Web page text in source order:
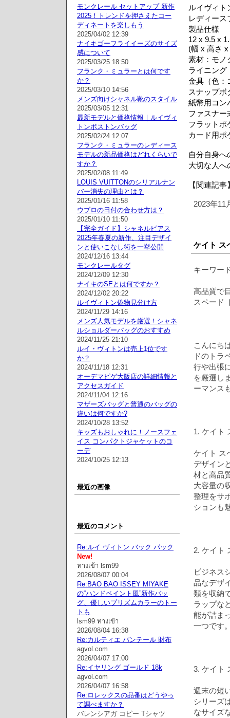
ルイヴィト
レディース
製品仕様
12 x 9.5 x
(幅 x 高さ
素材：モノ
ライニング
金具（色：
スナップボ
紙幣用コン
ファスナー
フラットポ
カード用ポ
自分自身へ
大切な人へ
【関連記事
2023年11
ケイト ス
キーワー
高品質で
スペード
こんにち
ドのトラ
行や出張
を厳選し
ーマンス
1. ケイト
ケイト ス
デザイン
材と高品
大容量の
整理をサ
ションも
2. ケイト
ビジネス
品なデザ
類を収納
ラップな
能が詰ま
一つです
3. ケイト
週末の短
シリーズ
なサイズ
モンクレール セットアップ 新作
2025！トレンドを押さえたコー
ディネートを楽しもう
2025/04/02 12:39
ナイキゴーフライイーズのサイズ
感について
2025/03/25 18:50
フランク・ミュラーとは何です
か？
2025/03/10 14:56
メンズ向けシャネル靴のスタイル
2025/03/05 12:31
最新モデルと価格情報｜ルイヴィ
トンボストンバッグ
2025/02/24 12:07
フランク・ミュラーのレディース
モデルの新品価格はどれくらいで
すか？
2025/02/08 11:49
LOUIS VUITTONのシリアルナン
バー消失の理由とは？
2025/01/16 11:58
ウブロの日付の合わせ方は？
2025/01/10 11:50
【完全ガイド】シャネルピアス
2025年春夏の新作、注目デザイ
ンと使いこなし術を一挙公開
2024/12/16 13:44
モンクレールタグ
2024/12/09 12:30
ナイキのSEとは何ですか？
2024/12/02 20:22
ルイヴィトン偽物見分け方
2024/11/29 14:16
メンズ人気モデルを厳選！シャネ
ルショルダーバッグのおすすめ
2024/11/25 21:10
ルイ・ヴィトンは売上1位です
か？
2024/11/18 12:31
オーデマピゲ大阪店の詳細情報と
アクセスガイド
2024/11/04 12:16
マザーズバッグと普通のバッグの
違いは何ですか?
2024/10/28 13:52
キッズもおしゃれに！ノースフェ
イス コンパクトジャケットのコ
ーデ
2024/10/25 12:13
最近の画像
最近のコメント
Re:ルイ ヴィトン バック パック
New!
ทางเข้า lsm99
2026/08/07 00:04
Re:BAO BAO ISSEY MIYAKE
の“ハンドペイント風”新作バッ
グ、優しいプリズムカラーのトー
トも
lsm99 ทางเข้า
2026/08/04 16:38
Re:カルティエ パンテール 財布
agvol.com
2026/04/07 17:00
Re:イヤリング ゴールド 18k
agvol.com
2026/04/07 16:58
Re:ロレックスの品番はどうやっ
て調べますか？
バレンシアガ コピー Tシャツ